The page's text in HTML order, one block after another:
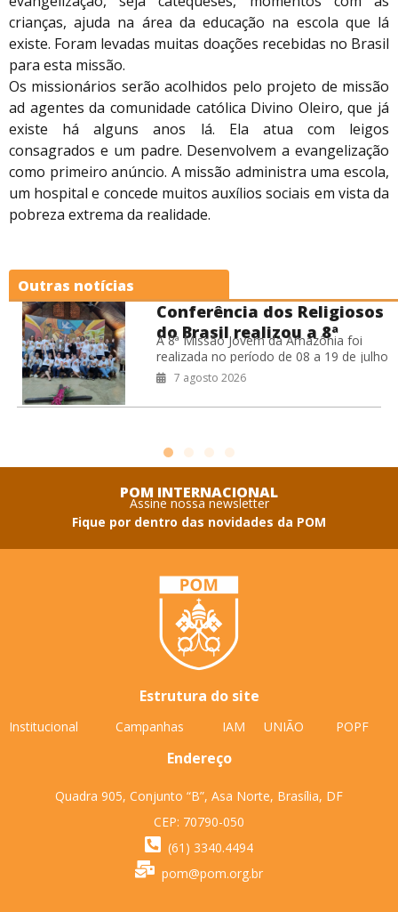
crianças, ajuda na área da educação na escola que lá
existe. Foram levadas muitas doações recebidas no Brasil
para esta missão.
Os missionários serão acolhidos pelo projeto de missão
ad agentes da comunidade católica Divino Oleiro, que já
existe há alguns anos lá. Ela atua com leigos
consagrados e um padre. Desenvolvem a evangelização
como primeiro anúncio. A missão administra uma escola,
um hospital e concede muitos auxílios sociais em vista da
pobreza extrema da realidade.
Outras notícias
Conferência dos Religiosos
do Brasil realizou a 8ª
Missão Jovem na Amazônia
A 8ª Missão Jovem da Amazônia foi
realizada no período de 08 a 19 de julho
de 2026, na Prelazia de São Félix do
7 agosto 2026
POM INTERNACIONAL
Assine nossa newsletter
Fique por dentro das novidades da POM
Estrutura do site
Institucional Campanhas IAM UNIÃO POPF
Endereço
Quadra 905, Conjunto “B”, Asa Norte, Brasília, DF
CEP: 70790-050
(61) 3340.4494
pom@pom.org.br